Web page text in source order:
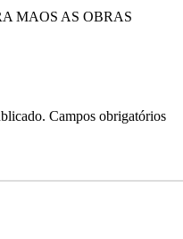
MAOS AS OBRAS
Campos obrigatórios